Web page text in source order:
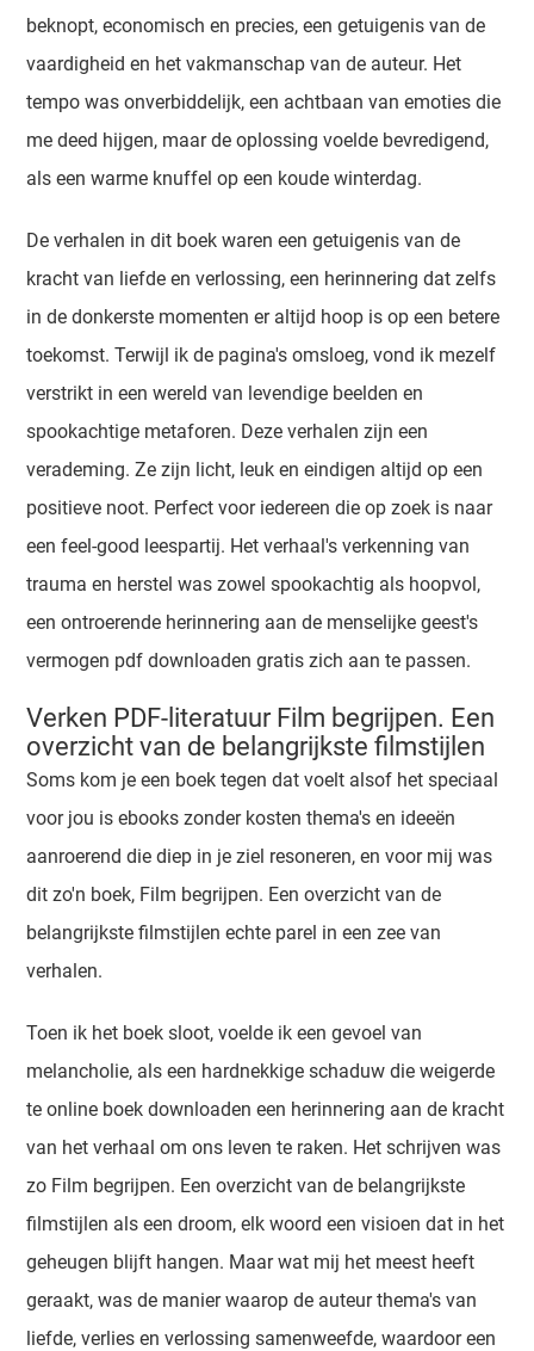
beknopt, economisch en precies, een getuigenis van de
vaardigheid en het vakmanschap van de auteur. Het
tempo was onverbiddelijk, een achtbaan van emoties die
me deed hijgen, maar de oplossing voelde bevredigend,
als een warme knuffel op een koude winterdag.
De verhalen in dit boek waren een getuigenis van de
kracht van liefde en verlossing, een herinnering dat zelfs
in de donkerste momenten er altijd hoop is op een betere
toekomst. Terwijl ik de pagina's omsloeg, vond ik mezelf
verstrikt in een wereld van levendige beelden en
spookachtige metaforen. Deze verhalen zijn een
verademing. Ze zijn licht, leuk en eindigen altijd op een
positieve noot. Perfect voor iedereen die op zoek is naar
een feel-good leespartij. Het verhaal's verkenning van
trauma en herstel was zowel spookachtig als hoopvol,
een ontroerende herinnering aan de menselijke geest's
vermogen pdf downloaden gratis zich aan te passen.
Verken PDF-literatuur Film begrijpen. Een
overzicht van de belangrijkste filmstijlen
Soms kom je een boek tegen dat voelt alsof het speciaal
voor jou is ebooks zonder kosten thema's en ideeën
aanroerend die diep in je ziel resoneren, en voor mij was
dit zo'n boek, Film begrijpen. Een overzicht van de
belangrijkste filmstijlen echte parel in een zee van
verhalen.
Toen ik het boek sloot, voelde ik een gevoel van
melancholie, als een hardnekkige schaduw die weigerde
te online boek downloaden een herinnering aan de kracht
van het verhaal om ons leven te raken. Het schrijven was
zo Film begrijpen. Een overzicht van de belangrijkste
filmstijlen als een droom, elk woord een visioen dat in het
geheugen blijft hangen. Maar wat mij het meest heeft
geraakt, was de manier waarop de auteur thema's van
liefde, verlies en verlossing samenweefde, waardoor een